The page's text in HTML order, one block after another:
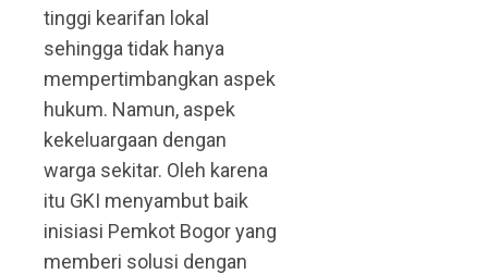
tinggi kearifan lokal
sehingga tidak hanya
mempertimbangkan aspek
hukum. Namun, aspek
kekeluargaan dengan
warga sekitar. Oleh karena
itu GKI menyambut baik
inisiasi Pemkot Bogor yang
memberi solusi dengan